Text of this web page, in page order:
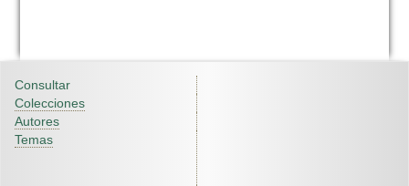
Consultar
Colecciones
Autores
Temas